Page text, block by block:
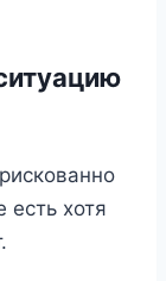
есть хотя